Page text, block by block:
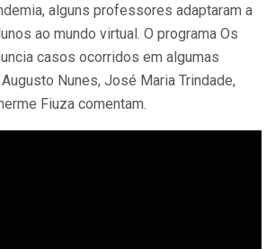
alguns professores adaptaram a
ao mundo virtual. O programa Os
casos ocorridos em algumas
Nunes, José Maria Trindade,
Fiuza comentam.